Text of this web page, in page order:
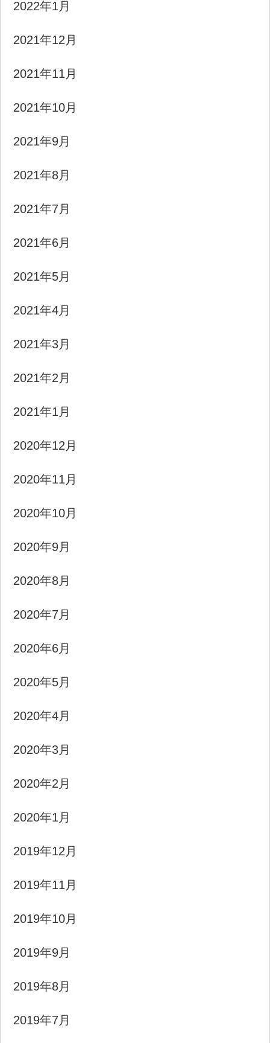
2022年1月
2021年12月
2021年11月
2021年10月
2021年9月
2021年8月
2021年7月
2021年6月
2021年5月
2021年4月
2021年3月
2021年2月
2021年1月
2020年12月
2020年11月
2020年10月
2020年9月
2020年8月
2020年7月
2020年6月
2020年5月
2020年4月
2020年3月
2020年2月
2020年1月
2019年12月
2019年11月
2019年10月
2019年9月
2019年8月
2019年7月